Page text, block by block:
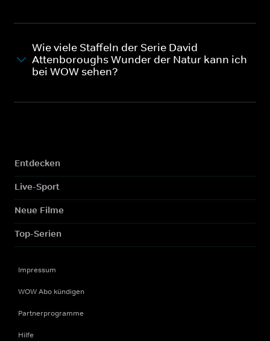
Wie viele Staffeln der Serie David
Attenboroughs Wunder der Natur kann ich
bei WOW sehen?
Entdecken
Live-Sport
Neue Filme
Top-Serien
Impressum
WOW Abo kündigen
Partnerprogramme
Hilfe